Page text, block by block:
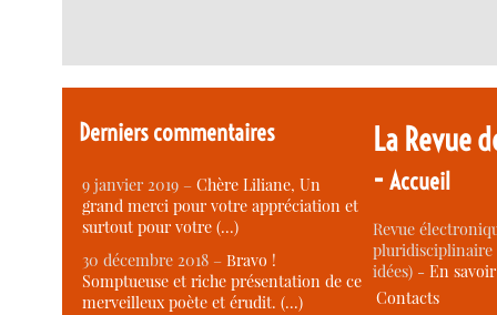
Derniers commentaires
9 janvier 2019 –Chère Liliane, Un
grand merci pour votre appréciation et
surtout pour votre (…)
30 décembre 2018 –Bravo !
Somptueuse et riche présentation de ce
merveilleux poète et érudit. (…)
La Revue
-Accueil
Revue
idées) -En
Contacts